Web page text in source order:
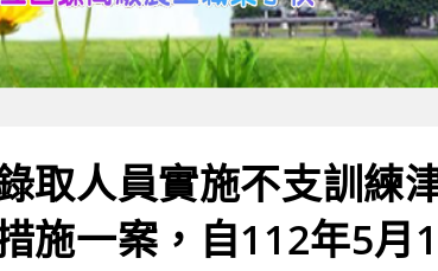
取人員實施不支訓練
施一案，自112年5月